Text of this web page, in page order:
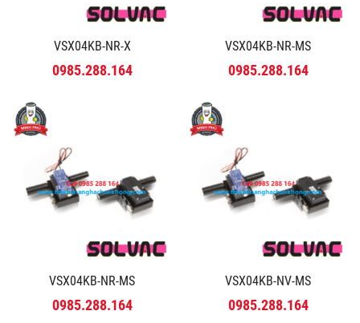
VSX04KB-NR-X
0985.288.164
VSX04KB-NR-MS
0985.288.164
VSX04KB-NR-MS
0985.288.164
VSX04KB-NV-MS
0985.288.164